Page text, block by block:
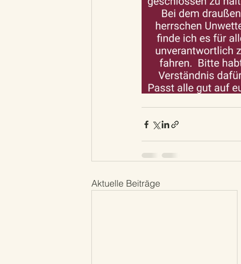
Aktuelle Beiträge